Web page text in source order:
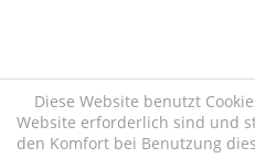
Diese Website benutzt
Website erforderlich sind und
den Komfort bei Benutzung